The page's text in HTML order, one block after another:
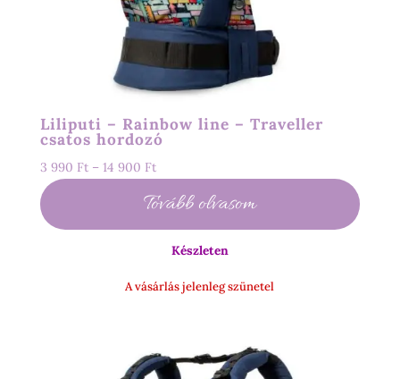
Liliputi – Rainbow line – Traveller
csatos hordozó
3 990 Ft – 14 900 FtÁrtartomány:
990 Ft
900 Ft
Tovább olvasom
Készleten
A vásárlás jelenleg szünetel